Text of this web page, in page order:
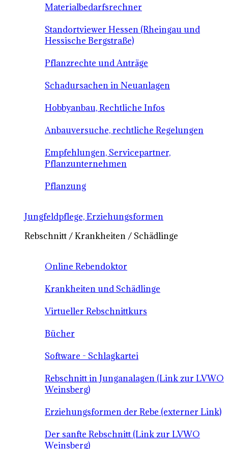
Materialbedarfsrechner
Standortviewer Hessen (Rheingau und
Hessische Bergstraße)
Pflanzrechte und Anträge
Schadursachen in Neuanlagen
Hobbyanbau, Rechtliche Infos
Anbauversuche, rechtliche Regelungen
Empfehlungen, Servicepartner,
Pflanzunternehmen
Pflanzung
Jungfeldpflege, Erziehungsformen
Rebschnitt / Krankheiten / Schädlinge
Online Rebendoktor
Krankheiten und Schädlinge
Virtueller Rebschnittkurs
Bücher
Software - Schlagkartei
Rebschnitt in Junganalagen (Link zur LVWO
Weinsberg)
Erziehungsformen der Rebe (externer Link)
Der sanfte Rebschnitt (Link zur LVWO
Weinsberg)